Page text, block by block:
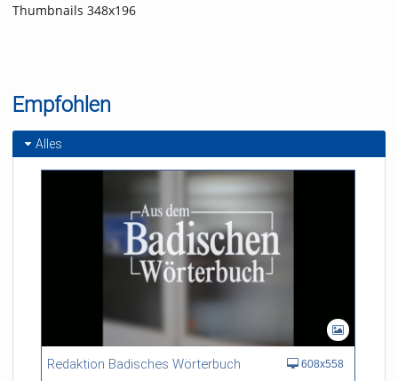
Thumbnails 348x196
Empfohlen
Alles
Redaktion Badisches Wörterbuch 608x558